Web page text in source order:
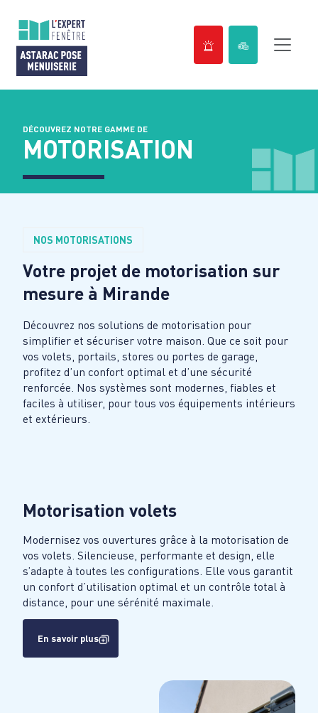
contenuDÉCOUVREZ NOTRE GAMME DE
MOTORISATION
NOS MOTORISATIONS
Votre projet de motorisation sur
mesure à Mirande
Découvrez nos solutions de motorisation pour
simplifier et sécuriser votre maison. Que ce soit pour
vos volets, portails, stores ou portes de garage,
profitez d’un confort optimal et d’une sécurité
renforcée. Nos systèmes sont modernes, fiables et
faciles à utiliser, pour tous vos équipements intérieurs
et extérieurs.
Motorisation volets
Modernisez vos ouvertures grâce à la motorisation de
vos volets. Silencieuse, performante et design, elle
s’adapte à toutes les configurations. Elle vous garantit
un confort d’utilisation optimal et un contrôle total à
distance, pour une sérénité maximale.
En savoir plus